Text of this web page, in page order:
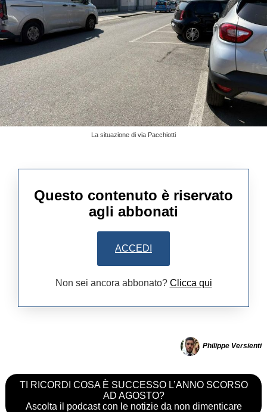
La situazione di via Pacchiotti
Questo contenuto è riservato
agli abbonati
ACCEDI
Non sei ancora abbonato? Clicca qui
Philippe Versienti
TI RICORDI COSA È SUCCESSO L’ANNO SCORSO
AD AGOSTO?
Ascolta il podcast con le notizie da non dimenticare